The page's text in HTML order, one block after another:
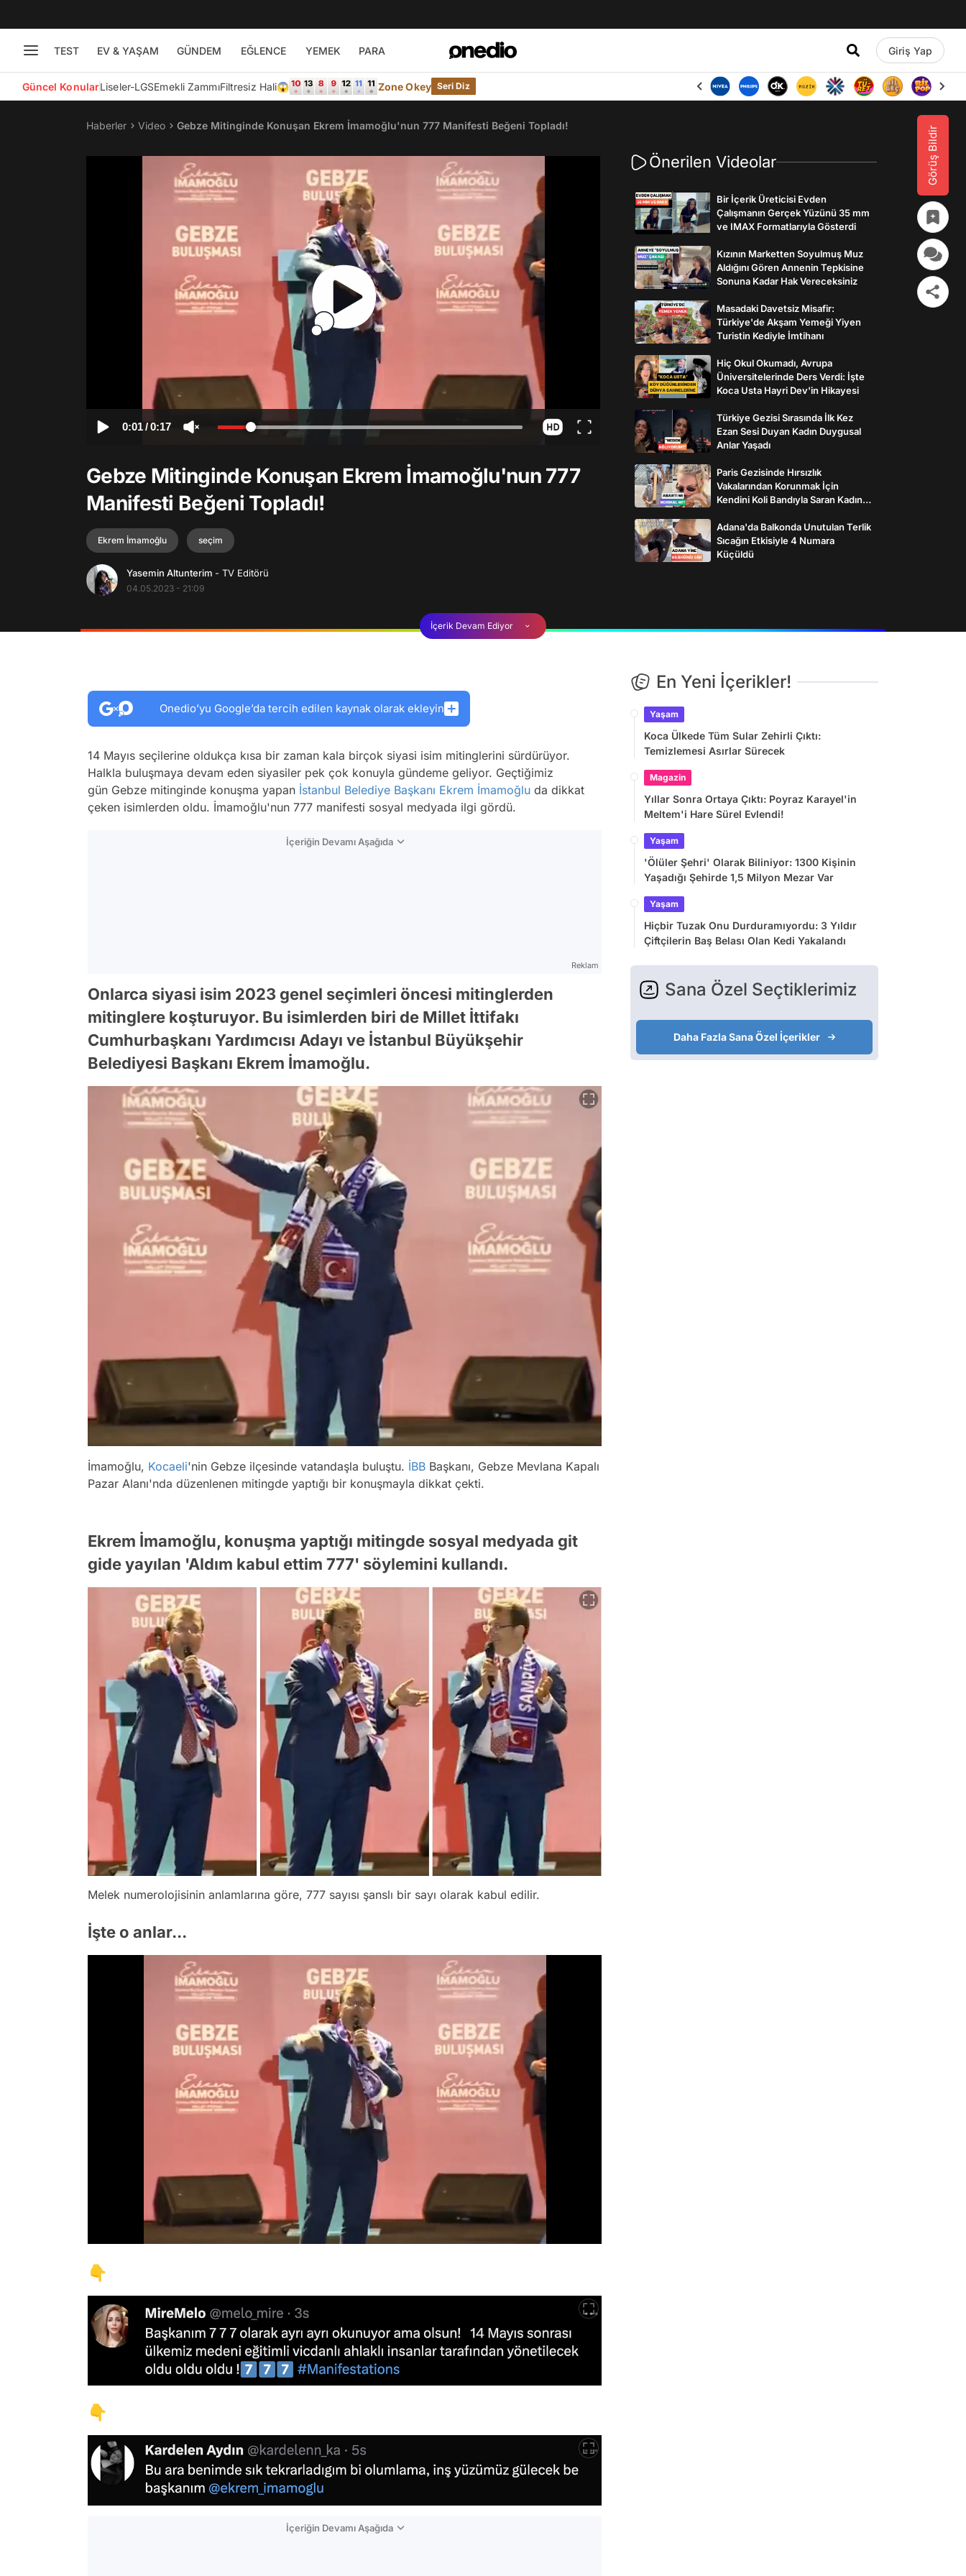
TEST EV & YAŞAM GÜNDEM EĞLENCE YEMEK PARA Giriş Yap
Güncel KonularLiseler-LGSEmekli ZammıFiltresiz Hali😱 Zone Okey Seri Diz
Görüş Bildir
Haberler Video Gebze Mitinginde Konuşan Ekrem İmamoğlu'nun 777 Manifesti Beğeni Topladı!
0:01/0:17
Gebze Mitinginde Konuşan Ekrem İmamoğlu'nun 777
Manifesti Beğeni Topladı!
Ekrem İmamoğlu seçim
Yasemin Altunterim - TV Editörü
04.05.2023 - 21:09
Önerilen Videolar
Bir İçerik Üreticisi Evden
Çalışmanın Gerçek Yüzünü 35 mm
ve IMAX Formatlarıyla Gösterdi
Kızının Marketten Soyulmuş Muz
Aldığını Gören Annenin Tepkisine
Sonuna Kadar Hak Vereceksiniz
Masadaki Davetsiz Misafir:
Türkiye'de Akşam Yemeği Yiyen
Turistin Kediyle İmtihanı
Hiç Okul Okumadı, Avrupa
Üniversitelerinde Ders Verdi: İşte
Koca Usta Hayri Dev'in Hikayesi
Türkiye Gezisi Sırasında İlk Kez
Ezan Sesi Duyan Kadın Duygusal
Anlar Yaşadı
Paris Gezisinde Hırsızlık
Vakalarından Korunmak İçin
Kendini Koli Bandıyla Saran Kadının
Adana'da Balkonda Unutulan Terlik
Sıcağın Etkisiyle 4 Numara
Küçüldü
İçerik Devam Ediyor
Onedio’yu Google’da tercih edilen kaynak olarak ekleyin
14 Mayıs seçilerine oldukça kısa bir zaman kala birçok siyasi isim mitinglerini sürdürüyor.
Halkla buluşmaya devam eden siyasiler pek çok konuyla gündeme geliyor. Geçtiğimiz
gün Gebze mitinginde konuşma yapan İstanbul Belediye Başkanı Ekrem İmamoğlu da dikkat
çeken isimlerden oldu. İmamoğlu'nun 777 manifesti sosyal medyada ilgi gördü.
İçeriğin Devamı Aşağıda
Reklam
Onlarca siyasi isim 2023 genel seçimleri öncesi mitinglerden
mitinglere koşturuyor. Bu isimlerden biri de Millet İttifakı
Cumhurbaşkanı Yardımcısı Adayı ve İstanbul Büyükşehir
Belediyesi Başkanı Ekrem İmamoğlu.
İmamoğlu, Kocaeli'nin Gebze ilçesinde vatandaşla buluştu. İBB Başkanı, Gebze Mevlana Kapalı
Pazar Alanı'nda düzenlenen mitingde yaptığı bir konuşmayla dikkat çekti.
Ekrem İmamoğlu, konuşma yaptığı mitingde sosyal medyada git
gide yayılan 'Aldım kabul ettim 777' söylemini kullandı.
Melek numerolojisinin anlamlarına göre, 777 sayısı şanslı bir sayı olarak kabul edilir.
İşte o anlar...
/
👇
👇
İçeriğin Devamı Aşağıda
En Yeni İçerikler!
Yaşam
Koca Ülkede Tüm Sular Zehirli Çıktı:
Temizlemesi Asırlar Sürecek
Magazin
Yıllar Sonra Ortaya Çıktı: Poyraz Karayel'in
Meltem'i Hare Sürel Evlendi!
Yaşam
'Ölüler Şehri' Olarak Biliniyor: 1300 Kişinin
Yaşadığı Şehirde 1,5 Milyon Mezar Var
Yaşam
Hiçbir Tuzak Onu Durduramıyordu: 3 Yıldır
Çiftçilerin Baş Belası Olan Kedi Yakalandı
Sana Özel Seçtiklerimiz
Daha Fazla Sana Özel İçerikler